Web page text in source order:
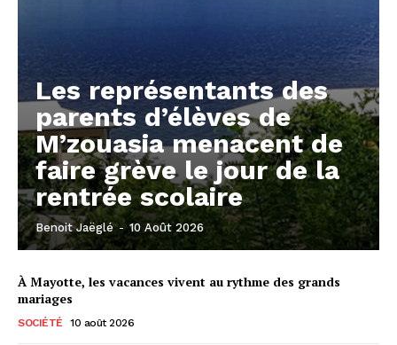
Les représentants des
parents d’élèves de
M’zouasia menacent de
faire grève le jour de la
rentrée scolaire
Benoit Jaëglé - 10 Août 2026
À Mayotte, les vacances vivent au rythme des grands
mariages
SOCIÉTÉ 10 août 2026